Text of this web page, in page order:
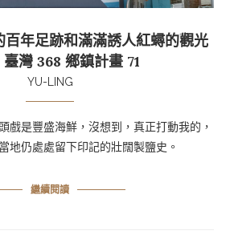
百年足跡和滿滿誘人紅蟳的觀光
灣 368 鄉鎮計畫 71
YU-LING
戲是豐盛海鮮，沒想到，真正打動我的，
地仍處處留下印記的壯闊製鹽史。
繼續閱讀